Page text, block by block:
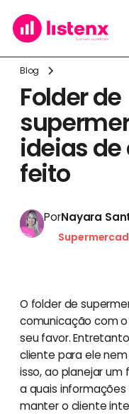
Blog
Folder de
ideias
feito
PorNayara
O folder de
comunicação com
seu favor.
cliente para ele
isso, ao planejar
a quais
manter o cliente